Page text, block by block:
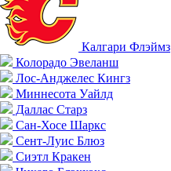
Калгари Флэймз
Колорадо Эвеланш
Лос-Анджелес Кингз
Миннесота Уайлд
Даллас Старз
Сан-Хосе Шаркс
Сент-Луис Блюз
Сиэтл Кракен